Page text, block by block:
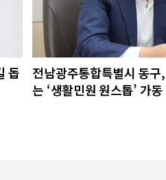
돕
전남광주통합특별시 동
는 ‘생활민원 원스톱’ 가동